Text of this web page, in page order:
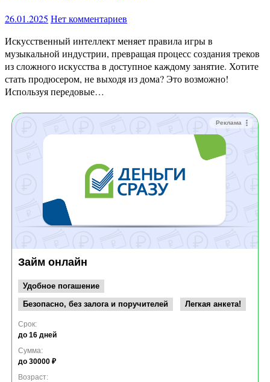
26.01.2025 Нет комментариев
Искусственный интеллект меняет правила игры в
музыкальной индустрии, превращая процесс создания треков
из сложного искусства в доступное каждому занятие. Хотите
стать продюсером, не выходя из дома? Это возможно!
Используя передовые…
Реклама
Займ онлайн
Удобное погашение
Безопасно, без залога и поручителей
Легкая анкета!
Срок:
до 16 дней
Сумма:
до 30000 ₽
Возраст: